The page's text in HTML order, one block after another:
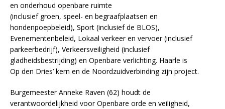
en onderhoud openbare ruimte
(inclusief groen, speel- en begraafplaatsen en
hondenpoepbeleid), Sport (inclusief de BLOS),
Evenementenbeleid, Lokaal verkeer en vervoer (inclusief
parkeerbedrijf), Verkeersveiligheid (inclusief
gladheidsbestrijding) en Openbare verlichting. Haarle is
Op den Dries’ kern en de Noordzuidverbinding zijn project.
Burgemeester Anneke Raven (62) houdt de
verantwoordelijkheid voor Openbare orde en veiligheid,